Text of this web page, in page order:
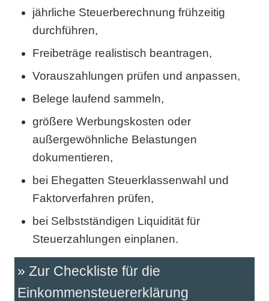
jährliche Steuerberechnung frühzeitig
durchführen,
Freibeträge realistisch beantragen,
Vorauszahlungen prüfen und anpassen,
Belege laufend sammeln,
größere Werbungskosten oder
außergewöhnliche Belastungen
dokumentieren,
bei Ehegatten Steuerklassenwahl und
Faktorverfahren prüfen,
bei Selbstständigen Liquidität für
Steuerzahlungen einplanen.
Zur Checkliste für die
Einkommensteuererklärung